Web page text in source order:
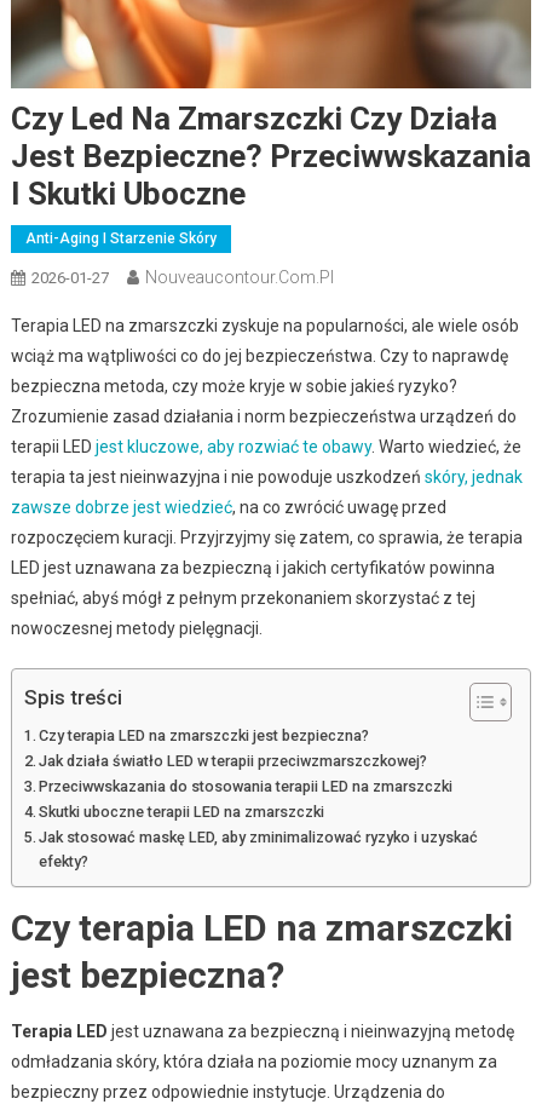
Czy Led Na Zmarszczki Czy Działa
Jest Bezpieczne? Przeciwwskazania
I Skutki Uboczne
Anti-Aging I Starzenie Skóry
2026-01-27 Nouveaucontour.com.pl
Terapia LED na zmarszczki zyskuje na popularności, ale wiele osób
wciąż ma wątpliwości co do jej bezpieczeństwa. Czy to naprawdę
bezpieczna metoda, czy może kryje w sobie jakieś ryzyko?
Zrozumienie zasad działania i norm bezpieczeństwa urządzeń do
terapii LED jest kluczowe, aby rozwiać te obawy. Warto wiedzieć, że
terapia ta jest nieinwazyjna i nie powoduje uszkodzeń skóry, jednak
zawsze dobrze jest wiedzieć, na co zwrócić uwagę przed
rozpoczęciem kuracji. Przyjrzyjmy się zatem, co sprawia, że terapia
LED jest uznawana za bezpieczną i jakich certyfikatów powinna
spełniać, abyś mógł z pełnym przekonaniem skorzystać z tej
nowoczesnej metody pielęgnacji.
Spis treści
Czy terapia LED na zmarszczki jest bezpieczna?
Jak działa światło LED w terapii przeciwzmarszczkowej?
Przeciwwskazania do stosowania terapii LED na zmarszczki
Skutki uboczne terapii LED na zmarszczki
Jak stosować maskę LED, aby zminimalizować ryzyko i uzyskać
efekty?
Czy terapia LED na zmarszczki
jest bezpieczna?
Terapia LED jest uznawana za bezpieczną i nieinwazyjną metodę
odmładzania skóry, która działa na poziomie mocy uznanym za
bezpieczny przez odpowiednie instytucje. Urządzenia do